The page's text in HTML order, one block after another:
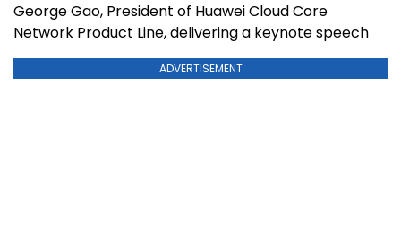
George Gao, President of Huawei Cloud Core
Network Product Line, delivering a keynote speech
ADVERTISEMENT